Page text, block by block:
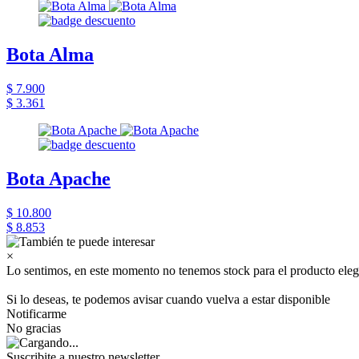
Bota Alma
$ 7.900
$ 3.361
Bota Apache
$ 10.800
$ 8.853
×
Lo sentimos, en este momento no tenemos stock para el producto
Si lo deseas, te podemos avisar cuando vuelva a estar disponible
Notificarme
No gracias